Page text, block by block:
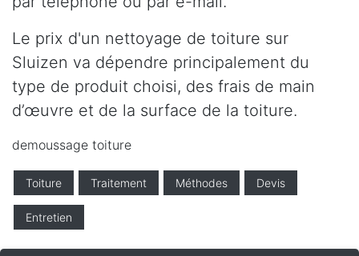
Le prix d'un nettoyage de toiture sur
Sluizen va dépendre principalement du
type de produit choisi, des frais de main
d’œuvre et de la surface de la toiture.
demoussage toiture
Toiture Traitement Méthodes Devis
Entretien